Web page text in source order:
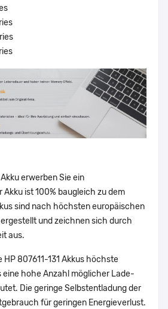
erwerben Sie ein
ist 100% baugleich zu dem
sind nach höchsten europäischen
und zeichnen sich durch
aus.
807611-131 Akkus höchste
hohe Anzahl möglicher Lade-
Die geringe Selbstentladung der
für geringen Energieverlust.